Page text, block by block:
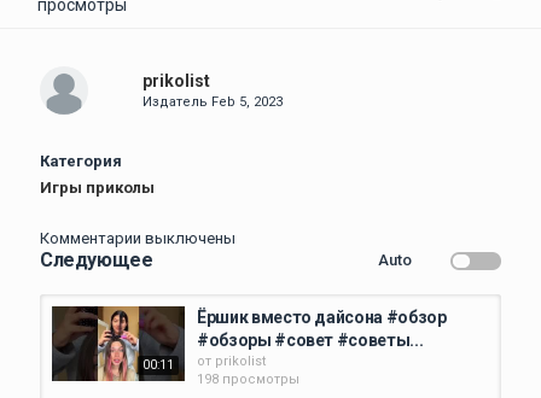
просмотры
prikolist
Издатель Feb 5, 2023
Категория
Игры приколы
Комментарии выключены
Следующее Auto
00:11
Ёршик вместо дайсона #обзор
#обзоры #совет #советы...
от prikolist
198 просмотры